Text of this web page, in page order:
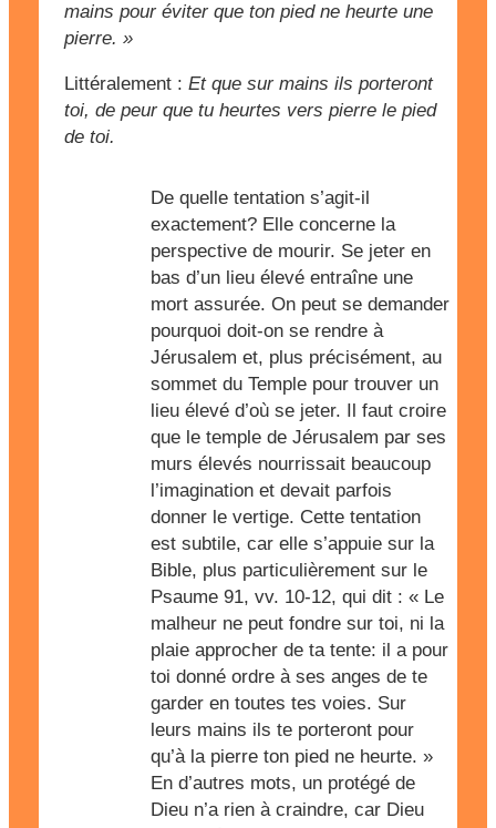
mains pour éviter que ton pied ne heurte une
pierre. »
Littéralement : Et que sur mains ils porteront
toi, de peur que tu heurtes vers pierre le pied
de toi.
De quelle tentation s’agit-il
exactement? Elle concerne la
perspective de mourir. Se jeter en
bas d’un lieu élevé entraîne une
mort assurée. On peut se demander
pourquoi doit-on se rendre à
Jérusalem et, plus précisément, au
sommet du Temple pour trouver un
lieu élevé d’où se jeter. Il faut croire
que le temple de Jérusalem par ses
murs élevés nourrissait beaucoup
l’imagination et devait parfois
donner le vertige. Cette tentation
est subtile, car elle s’appuie sur la
Bible, plus particulièrement sur le
Psaume 91, vv. 10-12, qui dit : « Le
malheur ne peut fondre sur toi, ni la
plaie approcher de ta tente: il a pour
toi donné ordre à ses anges de te
garder en toutes tes voies. Sur
leurs mains ils te porteront pour
qu’à la pierre ton pied ne heurte. »
En d’autres mots, un protégé de
Dieu n’a rien à craindre, car Dieu